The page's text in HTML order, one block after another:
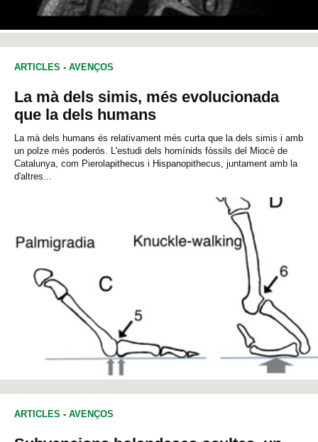
ARTICLES - AVENÇOS
La mà dels simis, més evolucionada
que la dels humans
La mà dels humans és relativament més curta que la dels simis i amb
un polze més poderós. L'estudi dels homínids fòssils del Miocè de
Catalunya, com Pierolapithecus i Hispanopithecus, juntament amb la
d'altres...
ARTICLES - AVENÇOS